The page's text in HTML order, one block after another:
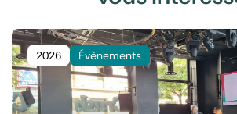
2026 Évènements